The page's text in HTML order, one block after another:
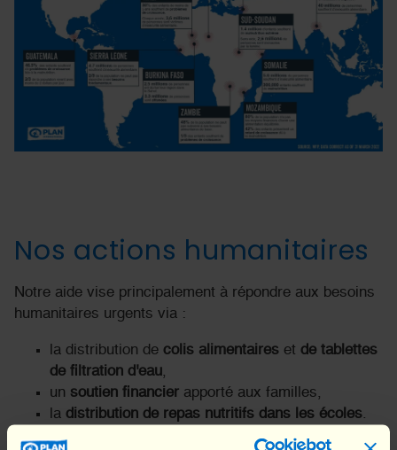
Nos actions humanitaires
Notre aide vise principalement à répondre aux besoins
humanitaires urgents via :
la distribution de colis alimentaires et de tablettes
de filtration d'eau,
un soutien financier apporté aux familles,
la distribution de repas nutritifs dans les écoles.